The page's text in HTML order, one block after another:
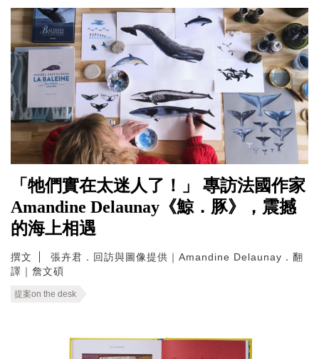
「牠們實在太迷人了！」 專訪法國作家
Amandine Delaunay《鯨．豚》，震撼
的海上相遇
撰文
張卉君．回訪與圖像提供｜Amandine Delaunay．翻
譯｜詹文碩
提案on the desk